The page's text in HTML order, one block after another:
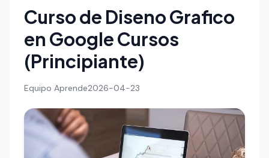
Curso de Diseno Grafico
en Google Cursos
(Principiante)
Equipo Aprende2026-04-23